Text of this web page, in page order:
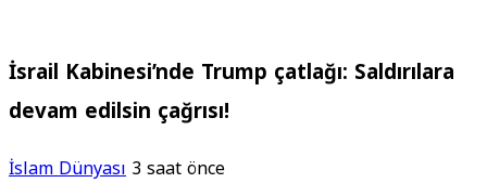
İsrail Kabinesi’nde Trump çatlağı: Saldırılara
devam edilsin çağrısı!
İslam Dünyası3 saat önce